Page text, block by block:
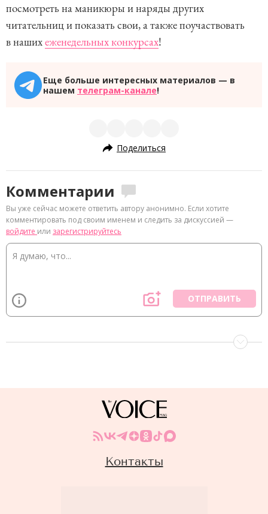
посмотреть на маникюры и наряды других
читательниц и показать свои, а также поучаствовать
в нашихеженедельных конкурсах!
Еще больше интересных материалов — в
нашем телеграм-канале!
Поделиться
Комментарии
Вы уже сейчас можете ответить автору анонимно. Если хотите
комментировать под своим именем и следить за дискуссией —
войдите или зарегистрируйтесь
ОТПРАВИТЬ
Контакты